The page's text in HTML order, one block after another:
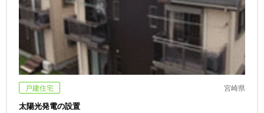
戸建住宅 宮崎県
太陽光発電の設置